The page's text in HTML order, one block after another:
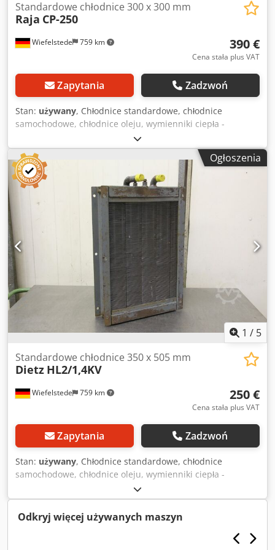
Wiefelstede 759 km
Standardowe chłodnice 300 x 300 mm
Raja CP-250
390 €
Cena stała plus VAT
Zapytania Zadzwoń
Stan: używany, Chłodnice standardowe, chłodnice
samochodowe, chłodnice oleju, wymienniki ciepła -
Chłodnica olejowa -Chłodniejszy obszar: 300 x 300 mm
Dcjdpfx Abedkx Systjk -z: wentylatorem -Wymiary:
300/160/H360 mm -Waga: 9 kg
Ogłoszenia
1 / 5
Wiefelstede 759 km
Standardowe chłodnice 350 x 505 mm
Dietz HL2/1,4KV
250 €
Cena stała plus VAT
Zapytania Zadzwoń
Stan: używany, Chłodnice standardowe, chłodnice
samochodowe, chłodnice oleju, wymienniki ciepła -
Chłodnica olejowa -Max. Ciśnienie robocze: bar -Zakres
temperatur: do 120 °C -bez wentylatora -Wymiary:
420/120/H650 mm -Waga: 32 kg Dcodpfx Abecx T E Ijtok
Odkryj więcej używanych maszyn